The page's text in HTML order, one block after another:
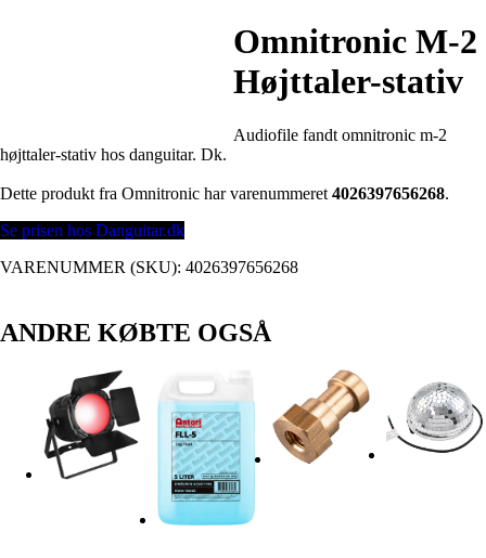
Omnitronic M-2
Højttaler-stativ
Audiofile fandt omnitronic m-2
højttaler-stativ hos danguitar. Dk.
Dette produkt fra Omnitronic har varenummeret 4026397656268.
Se prisen hos Danguitar.dk
VARENUMMER (SKU): 4026397656268
ANDRE KØBTE OGSÅ